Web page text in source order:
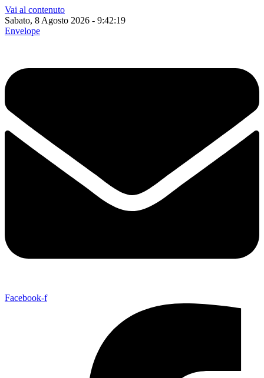
Vai al contenuto
Sabato, 8 Agosto 2026 - 9:42:20
Envelope
Facebook-f